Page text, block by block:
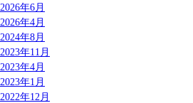
2026年6月
2026年4月
2024年8月
2023年11月
2023年4月
2023年1月
2022年12月